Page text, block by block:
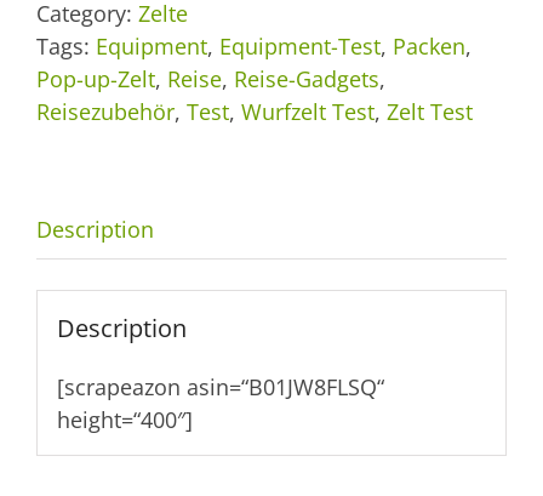
Category: Zelte
Tags: Equipment, Equipment-Test, Packen,
Pop-up-Zelt, Reise, Reise-Gadgets,
Reisezubehör, Test, Wurfzelt Test, Zelt Test
Description
Description
[scrapeazon asin=“B01JW8FLSQ“
height=“400″]